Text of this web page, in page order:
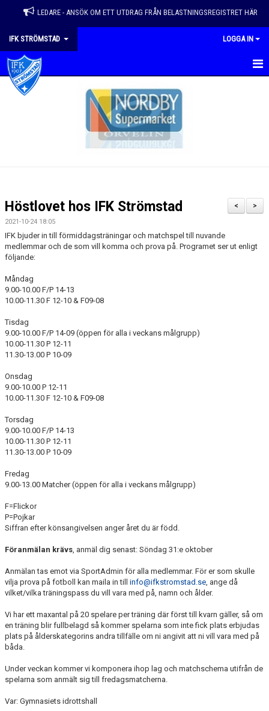
LEDARE - ANSÖK OM ETT UTDRAG FRÅN BELASTNINGSREGISTRET HÄR
IFK STRÖMSTAD LOGGA IN
HEM
EVENEMANG & ÅRSHJUL
OM FÖRENINGEN
FÖRÄLDRAINFORMATION
SPONSORER & PARTNERS
VÅRA STUGOR OCH TRÄNINGSLÄGER
>
<
Höstlovet hos IFK Strömstad
2021-10-24 18:05
IFK bjuder in till förmiddagsträningar och matchspel till nuvande
medlemmar och de som vill komma och prova på. Programet ser ut enligt
följande:
Måndag
9.00-10.00 F/P 14-13
10.00-11.30 F 12-10 & F09-08
Tisdag
9.00-10.00 F/P 14-09 (öppen för alla i veckans målgrupp)
10.00-11.30 P 12-11
11.30-13.00 P 10-09
Onsdag
9.00-10.00 P 12-11
10.00-11.30 F 12-10 & F09-08
Torsdag
9.00-10.00 F/P 14-13
10.00-11.30 P 12-11
11.30-13.00 P 10-09
Fredag
9.00-13.00 Matcher (öppen för alla i veckans målgrupp)
F=Flickor
P=Pojkar
Siffran efter könsangivelsen anger året du är född.
Föranmälan krävs, anmäl dig senast: Söndag 31:e oktober
Anmälan tas emot via SportAdmin för alla medlemmar. För er som skulle
vilja prova på fotboll kan maila in till info@ifkstromstad.se, ange då
vilket/vilka träningspass du vill vara med på, namn och ålder.
Vi har ett maxantal på 20 spelare per träning där först till kvarn gäller, så om
en träning blir fullbelagd så kommer spelarna som inte fick plats erbjudas
plats på ålderskategorins andra tillfälle om ni angivit att ni vill vara med på
båda.
Under veckan kommer vi komponera ihop lag och matchschema utifrån de
spelarna som anmält sig till fredagsmatcherna.
Var: Gymnasiets idrottshall